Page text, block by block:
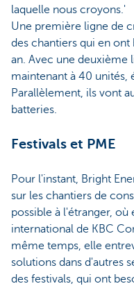
laquelle nous croyons.'
Une première ligne de
des chantiers qui en
an. Avec une deuxième
maintenant à 40 unités,
Parallèlement, ils vont
batteries.
Festivals et PME
Pour l'instant, Bright
sur les chantiers de
possible à l'étranger,
international de KBC
même temps, elle
solutions dans d'autres
des festivals, qui ont